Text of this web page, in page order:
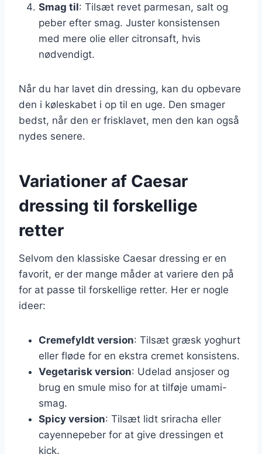
Smag til: Tilsæt revet parmesan, salt og
peber efter smag. Juster konsistensen
med mere olie eller citronsaft, hvis
nødvendigt.
Når du har lavet din dressing, kan du opbevare
den i køleskabet i op til en uge. Den smager
bedst, når den er frisklavet, men den kan også
nydes senere.
Variationer af Caesar
dressing til forskellige
retter
Selvom den klassiske Caesar dressing er en
favorit, er der mange måder at variere den på
for at passe til forskellige retter. Her er nogle
ideer:
Cremefyldt version: Tilsæt græsk yoghurt
eller fløde for en ekstra cremet konsistens.
Vegetarisk version: Udelad ansjoser og
brug en smule miso for at tilføje umami-
smag.
Spicy version: Tilsæt lidt sriracha eller
cayennepeber for at give dressingen et
kick.